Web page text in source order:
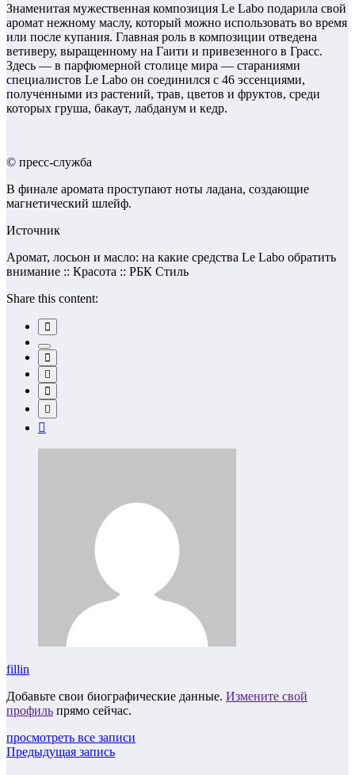
Знаменитая мужественная композиция Le Labo подарила свой
аромат нежному маслу, который можно использовать во время
или после купания. Главная роль в композиции отведена
ветиверу, выращенному на Гаити и привезенного в Грасс.
Здесь — в парфюмерной столице мира — стараниями
специалистов Le Labo он соединился с 46 эссенциями,
полученными из растений, трав, цветов и фруктов, среди
которых груша, бакаут, лабданум и кедр.
© пресс-служба
В финале аромата проступают ноты ладана, создающие
магнетический шлейф.
Источник
Аромат, лосьон и масло: на какие средства Le Labo обратить
внимание :: Красота :: РБК Стиль
Share this content:
fillin
Добавьте свои биографические данные. Измените свой
профиль прямо сейчас.
просмотреть все записи
Предыдущая запись